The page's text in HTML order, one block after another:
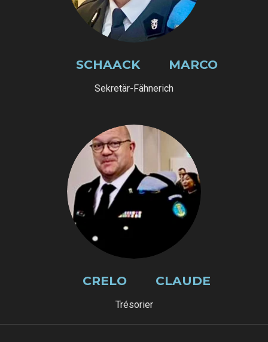
SCHAACK MARCO
Sekretär-Fähnerich
CRELO CLAUDE
Trésorier